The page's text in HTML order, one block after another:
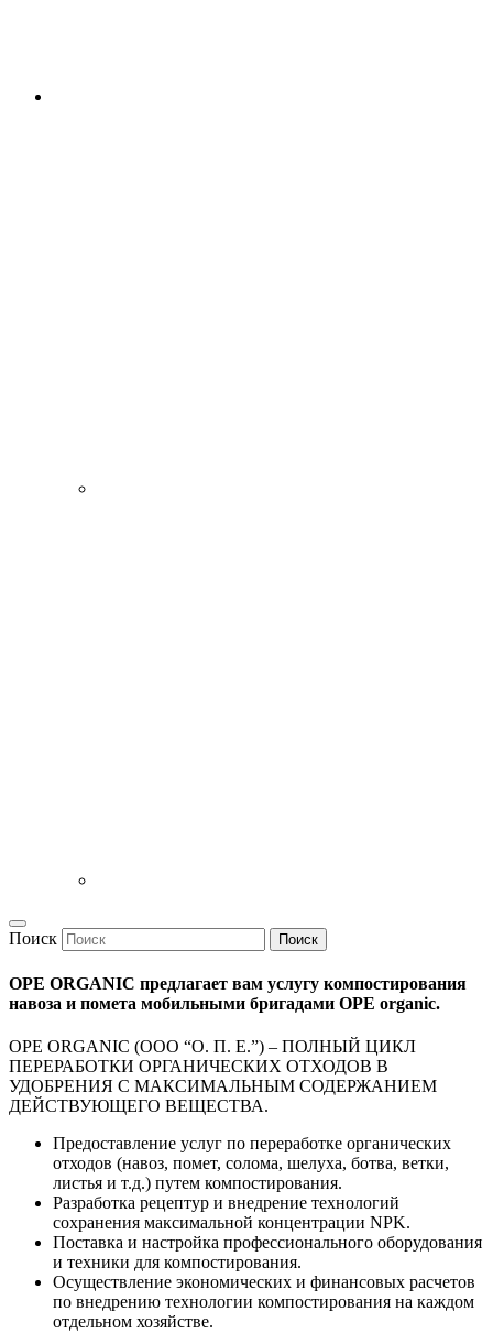
Поиск Поиск
ОРЕ ORGANIC предлагает вам услугу компостирования
навоза и помета мобильными бригадами OPE organic.
ОРЕ ORGANIC (ООО “О. П. Е.”) – ПОЛНЫЙ ЦИКЛ
ПЕРЕРАБОТКИ ОРГАНИЧЕСКИХ ОТХОДОВ В
УДОБРЕНИЯ С МАКСИМАЛЬНЫМ СОДЕРЖАНИЕМ
ДЕЙСТВУЮЩЕГО ВЕЩЕСТВА.
Предоставление услуг по переработке органических
отходов (навоз, помет, солома, шелуха, ботва, ветки,
листья и т.д.) путем компостирования.
Разработка рецептур и внедрение технологий
сохранения максимальной концентрации NPK.
Поставка и настройка профессионального оборудования
и техники для компостирования.
Осуществление экономических и финансовых расчетов
по внедрению технологии компостирования на каждом
отдельном хозяйстве.